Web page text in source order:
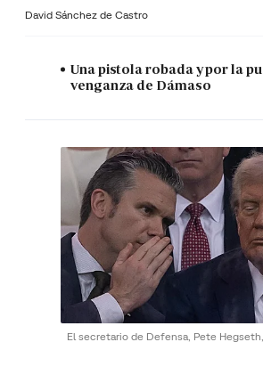
David Sánchez de Castro
Una pistola robada y por la
venganza de Dámaso
El secretario de Defensa, Pete